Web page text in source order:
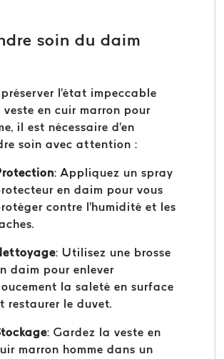
soin du daim
l'état impeccable
veste en cuir marron pour
il est nécessaire d'en
soin avec attention :
: Appliquez un spray
en daim pour vous
contre l'humidité et les
: Utilisez une brosse
daim pour enlever
la saleté en surface
restaurer le duvet.
: Gardez la veste en
marron homme dans un